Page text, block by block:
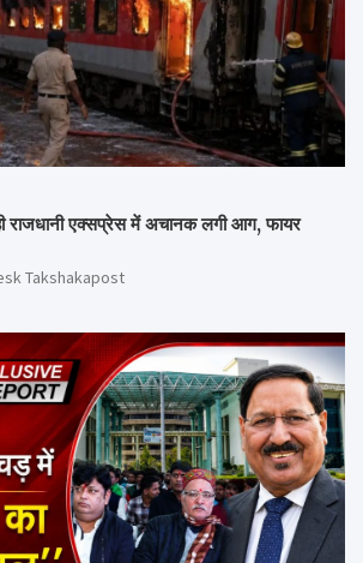
राजधानी एक्सप्रेस में अचानक लगी आग, फायर
Takshakapost